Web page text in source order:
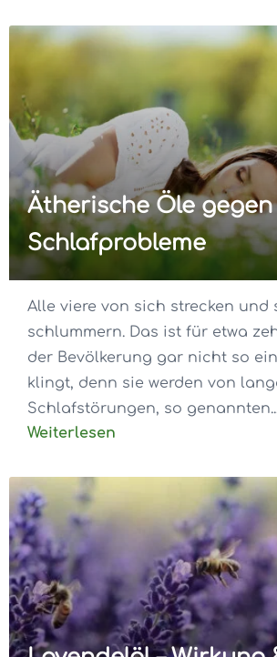
Ätherische Öle gegen
Schlafprobleme
Alle viere von sich strecken und
schlummern. Das ist für etwa
der Bevölkerung gar nicht so
klingt, denn sie werden von
Schlafstörungen, so
Weiterlesen